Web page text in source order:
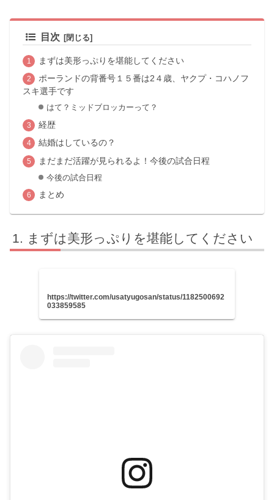
目次
まずは美形っぷりを堪能してください
ポーランドの背番号１５番は2４歳、ヤクプ・コハノフ
スキ選手です
はて？ミッドブロッカーって？
経歴
結婚はしているの？
まだまだ活躍が見られるよ！今後の試合日程
今後の試合日程
まとめ
まずは美形っぷりを堪能してください
https://twitter.com/usatyugosan/status/1182500692
033859585